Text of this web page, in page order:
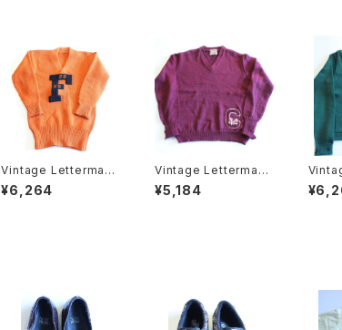
Vintage Letterman
Sweater
¥6,264
Vintage Letterman
Sweater
¥5,184